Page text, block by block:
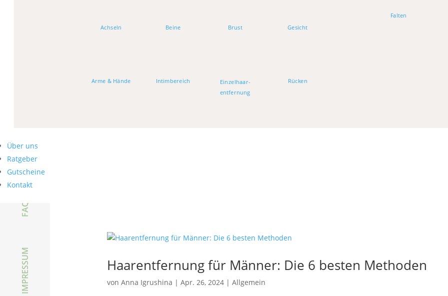
Achseln Beine Brust Gesicht
Arme & Hände Intimbereich Einzelhaar-
entfernung
Rücken
Falten
Über uns
Ratgeber
Gutscheine
Kontakt
Haarentfernung für Männer: Die 6 besten Methoden
vonAnna Igrushina |Apr. 26, 2024 |Allgemein
IMPRESSUM
FAQ